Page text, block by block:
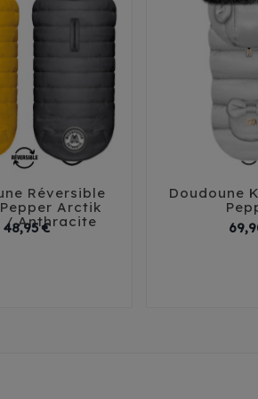
 
Réversible
Arctik
/ Anthracite
48,95 €Prix
Doudoune